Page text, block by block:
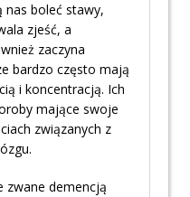
nas boleć stawy,
zjeść, a
zaczyna
bardzo często mają
i koncentracją. Ich
mające swoje
związanych z
zwane demencją